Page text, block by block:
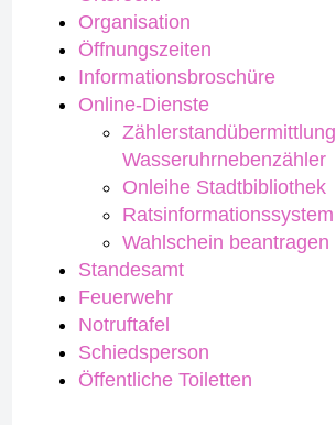
Organisation
Öffnungszeiten
Informationsbroschüre
Online-Dienste
Zählerstandübermittlung
Wasseruhrnebenzähler
Onleihe Stadtbibliothek
Ratsinformationssystem
Wahlschein beantragen
Standesamt
Feuerwehr
Notruftafel
Schiedsperson
Öffentliche Toiletten